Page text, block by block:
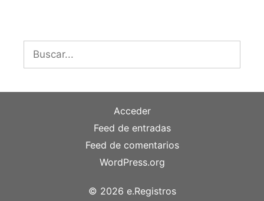
Acceder
Feed de entradas
Feed de comentarios
WordPress.org
© 2026 e.Registros